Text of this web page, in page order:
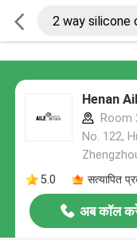
Henan
Room
No. 122,
5.0
सत्यापित
अब कॉल